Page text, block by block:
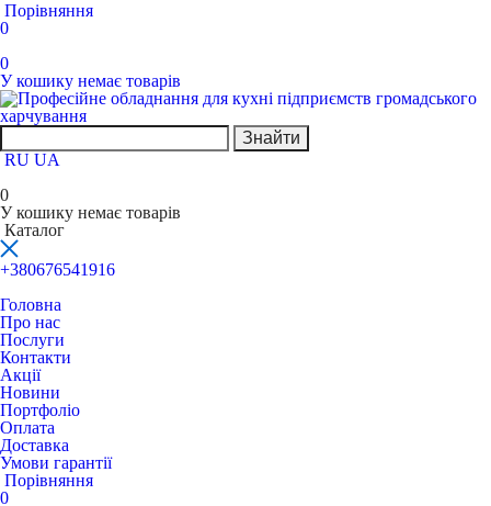
Порівняння
0
0
У кошику немає товарів
Знайти
RU UA
0
У кошику немає товарів
Каталог
+380676541916
Головна
Про нас
Послуги
Контакти
Акції
Новини
Портфоліо
Оплата
Доставка
Умови гарантії
Порівняння
0